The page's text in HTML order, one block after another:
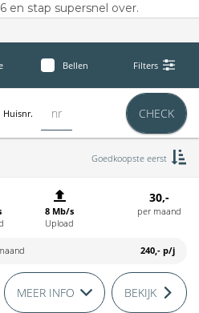
en stap supersnel over.
Bellen Filters
Huisnr. CHECK
Goedkoopste eerst
8 Mb/s
Upload
30,-
per maand
240,- p/j
MEER INFO BEKIJK